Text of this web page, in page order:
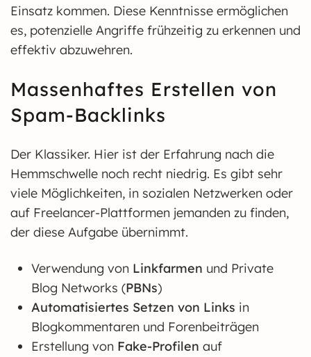
Einsatz kommen. Diese Kenntnisse ermöglichen
es, potenzielle Angriffe frühzeitig zu erkennen und
effektiv abzuwehren.
Massenhaftes Erstellen von
Spam-Backlinks
Der Klassiker. Hier ist der Erfahrung nach die
Hemmschwelle noch recht niedrig. Es gibt sehr
viele Möglichkeiten, in sozialen Netzwerken oder
auf Freelancer-Plattformen jemanden zu finden,
der diese Aufgabe übernimmt.
Verwendung von Linkfarmen und Private
Blog Networks (PBNs)
Automatisiertes Setzen von Links in
Blogkommentaren und Forenbeiträgen
Erstellung von Fake-Profilen auf